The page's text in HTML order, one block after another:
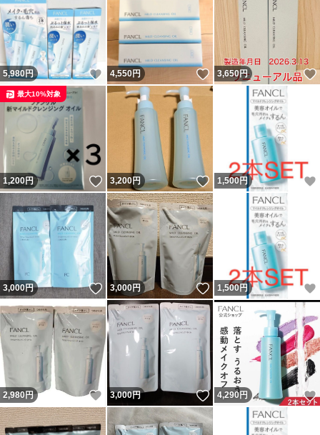
5,980円 いいね！
4,550円 いいね！
3,650円
1,200円 いいね！
最大10%対象
3,200円 いいね！
1,500円
3,000円 いいね！
3,000円 いいね！
1,500円
2,980円 いいね！
3,000円 いいね！
4,290円